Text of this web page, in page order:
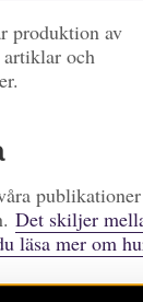
produktion av
artiklar och
Det skiljer
läsa mer om